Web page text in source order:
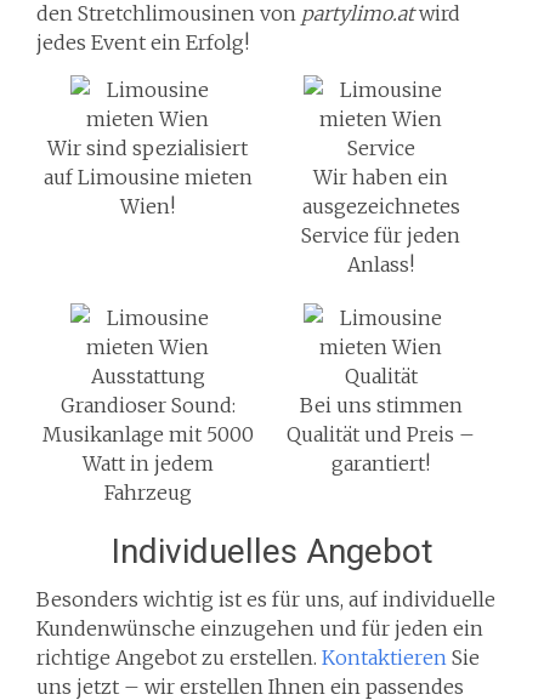
den Stretchlimousinen von partylimo.atwird
jedes Event ein Erfolg!
Wir sind spezialisiert
auf Limousine mieten
Wien!
Wir haben ein
ausgezeichnetes
Service für jeden
Anlass!
Grandioser Sound:
Musikanlage mit 5000
Watt in jedem
Fahrzeug
Bei uns stimmen
Qualität und Preis –
garantiert!
Individuelles Angebot
Besonders wichtig ist es für uns, auf individuelle
Kundenwünsche einzugehen und für jeden ein
richtige Angebot zu erstellen. Kontaktieren Sie
uns jetzt – wir erstellen Ihnen ein passendes